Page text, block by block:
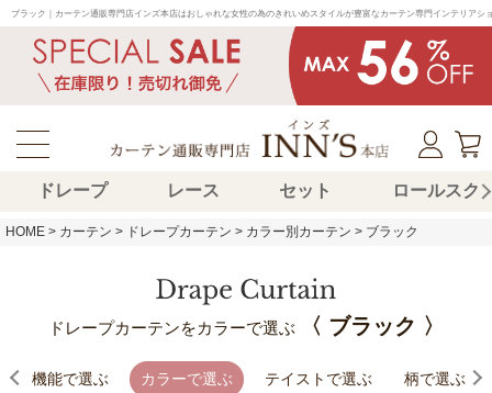
ブラック｜カーテン通販専門店インズ本店はおしゃれな女性の為のきれいめスタイルが豊富なカーテン専門インテリアシ
ドレープ レース セット ロールスク
HOME カーテン ドレープカーテン カラー別カーテン ブラック
ドレープカーテンをカラーで選ぶ 〈 ブラック 〉
機能で選ぶ カラーで選ぶ テイストで選ぶ 柄で選ぶ